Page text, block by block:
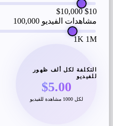
$10
$10,000
مشاهدات الفيديو 100,000
1K 1M
التكلفة لكل ألف ظهور
للفيديو
$5.00
لكل 1000 مشاهدة للفيديو